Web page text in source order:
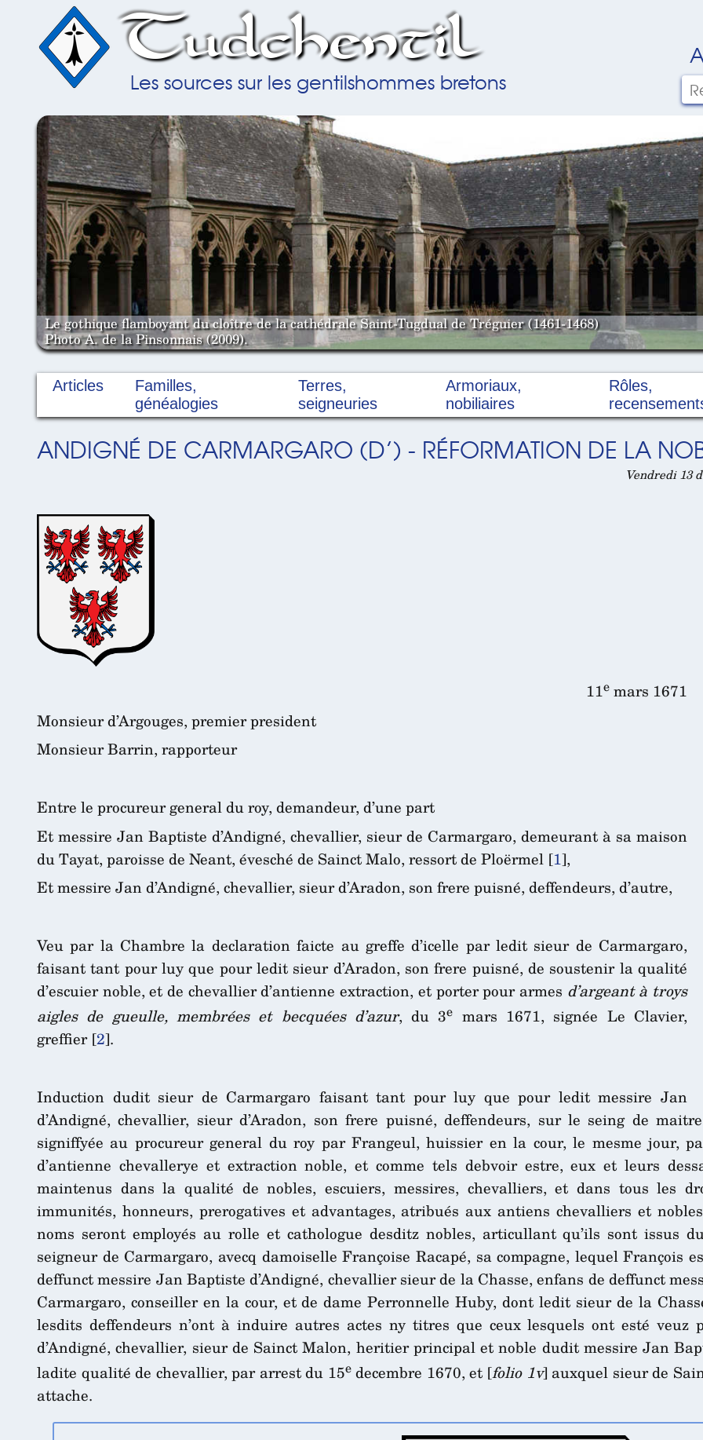
Tudchentil
Les sources sur les gentilshommes bretons
Le gothique flamboyant du cloître de la cathédrale Saint-Tugdual de Tréguier (1461-1468)
Photo A. de la Pinsonnais (2009).
Articles
Familles,
généalogies
Terres,
seigneuries
Armoriaux,
nobiliaires
Rôles,
ANDIGNÉ DE CARMARGARO (D’) - RÉFORMATION DE LA
Vendredi 13
11e mars 1671
Monsieur d’Argouges, premier president
Monsieur Barrin, rapporteur
Entre le procureur general du roy, demandeur, d’une part
Et messire Jan Baptiste d’Andigné, chevallier, sieur de Carmargaro, demeurant à sa maison
du Tayat, paroisse de Neant, évesché de Sainct Malo, ressort de Ploërmel [1],
Et messire Jan d’Andigné, chevallier, sieur d’Aradon, son frere puisné, deffendeurs, d’autre,
Veu par la Chambre la declaration faicte au greffe d’icelle par ledit sieur de Carmargaro,
faisant tant pour luy que pour ledit sieur d’Aradon, son frere puisné, de soustenir la qualité
d’escuier noble, et de chevallier d’antienne extraction, et porter pour armes d’argeant à troys
aigles de gueulle, membrées et becquées d’azur, du 3e mars 1671, signée Le Clavier,
greffier[2].
Induction dudit sieur de Carmargaro faisant tant pour luy que pour ledit messire Jan
d’Andigné, chevallier, sieur d’Aradon, son frere puisné, deffendeurs, sur le seing de
signiffyée au procureur general du roy par Frangeul, huissier en la cour, le mesme jour,
d’antienne chevallerye et extraction noble, et comme tels debvoir estre, eux et leurs
maintenus dans la qualité de nobles, escuiers, messires, chevalliers, et dans tous les
immunités, honneurs, prerogatives et advantages, atribués aux antiens chevalliers et
noms seront employés au rolle et cathologue desditz nobles, articullant qu’ils sont issus
seigneur de Carmargaro, avecq damoiselle Françoise Racapé, sa compagne, lequel
deffunct messire Jan Baptiste d’Andigné, chevallier sieur de la Chasse, enfans de deffunct
Carmargaro, conseiller en la cour, et de dame Perronnelle Huby, dont ledit sieur de la
lesdits deffendeurs n’ont à induire autres actes ny titres que ceux lesquels ont esté veuz
d’Andigné, chevallier, sieur de Sainct Malon, heritier principal et noble dudit messire Jan
ladite qualité de chevallier, par arrest du 15edecembre 1670, et [folio 1v] auxquel sieur de
attache.